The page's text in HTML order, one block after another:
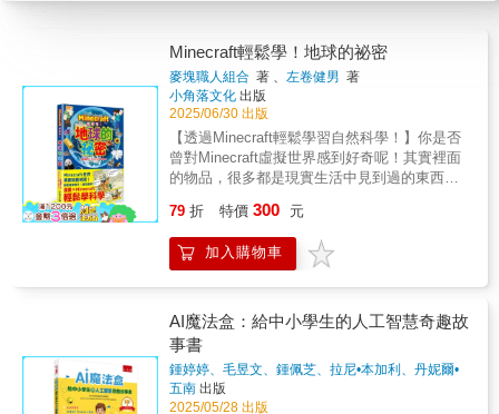
Minecraft輕鬆學！地球的祕密
麥塊職人組合 著 、左卷健男 著
小角落文化 出版
2025/06/30 出版
【透過Minecraft輕鬆學習自然科學！】你是否
曾對Minecraft虛擬世界感到好奇呢！其實裡面
的物品，很多都是現實生活中見到過的東西
合四格漫畫與Minecraft，輕鬆學習科學知識！
將虛擬遊戲世界與現實世界巧妙結合，帶來生
動有趣的學習體驗！探索地球、礦石、植物、
書籍已經售出超過12萬本，這次特別增添了適
合兒童閱讀的漫畫內容，希望藉由小朋友對於
Minecraft的喜愛，開啟對自然科學的興趣！
【知識學習重點】#地球的結構 #石頭與礦
石 #花、草 #植物與果實 #樹木 #陸地生
79 折 特價 300 元
加入購物車
AI魔法盒：給中小學生的人工智慧奇趣故
事書
鍾婷婷、毛昱文、鍾佩芝、拉尼•本加利、丹妮爾•
席衣、楊一思
五南 出版
2025/05/28 出版